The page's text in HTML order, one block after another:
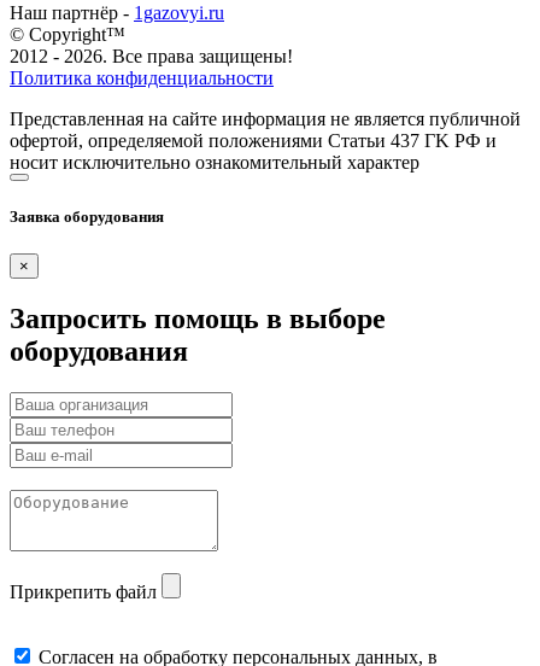
Наш партнёр - 1gazovyi.ru
© Copyright™
2012 - 2026. Все права защищены!
Политика конфиденциальности
Представленная на сайте информация не является публичной
офертой, определяемой положениями Статьи 437 ГK РФ и
носит исключительно ознакомительный характер
Заявка оборудования
×
Запросить помощь в выборе
оборудования
Прикрепить файл
Cогласен на обработку персональных данных, в